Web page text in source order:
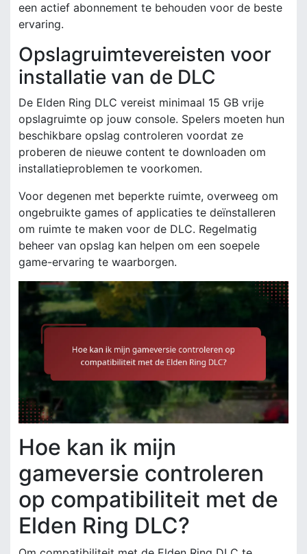
een actief abonnement te behouden voor de beste
ervaring.
Opslagruimtevereisten voor
installatie van de DLC
De Elden Ring DLC vereist minimaal 15 GB vrije
opslagruimte op jouw console. Spelers moeten hun
beschikbare opslag controleren voordat ze
proberen de nieuwe content te downloaden om
installatieproblemen te voorkomen.
Voor degenen met beperkte ruimte, overweeg om
ongebruikte games of applicaties te deïnstalleren
om ruimte te maken voor de DLC. Regelmatig
beheer van opslag kan helpen om een soepele
game-ervaring te waarborgen.
Hoe kan ik mijn
gameversie controleren
op compatibiliteit met de
Elden Ring DLC?